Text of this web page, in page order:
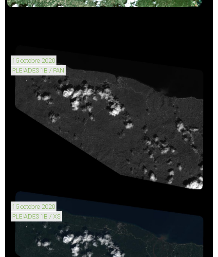
15 octobre 2020
PLEIADES 1B / PAN
15 octobre 2020
PLEIADES 1B / XS